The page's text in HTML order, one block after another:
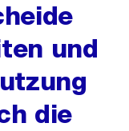
und
die